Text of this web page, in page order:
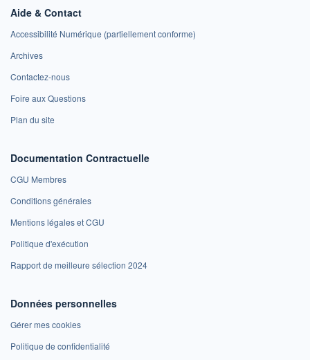
Aide & Contact
Accessibilité Numérique (partiellement conforme)
Archives
Contactez-nous
Foire aux Questions
Plan du site
Documentation Contractuelle
CGU Membres
Conditions générales
Mentions légales et CGU
Politique d'exécution
Rapport de meilleure sélection 2024
Données personnelles
Gérer mes cookies
Politique de confidentialité